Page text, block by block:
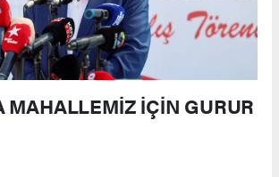
İÇİN GURUR